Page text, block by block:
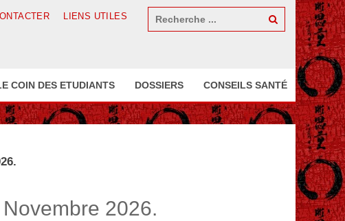
LIENS UTILES
COIN DES ETUDIANTS DOSSIERS CONSEILS SANTÉ
2026.